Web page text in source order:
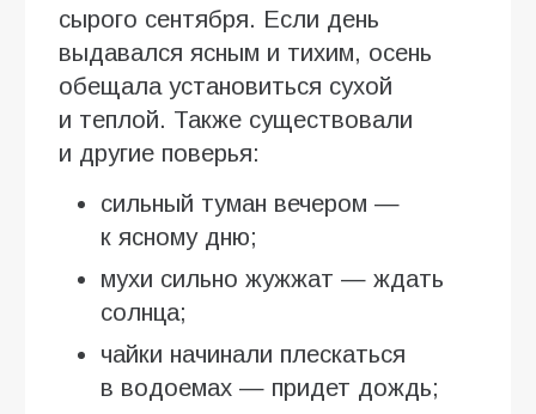
сырого сентября. Если день
выдавался ясным и тихим, осень
обещала установиться сухой
и теплой. Также существовали
и другие поверья:
сильный туман вечером —
к ясному дню;
мухи сильно жужжат — ждать
солнца;
чайки начинали плескаться
в водоемах — придет дождь;